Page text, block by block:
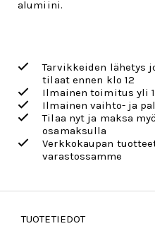
alumiini.
Tarvikkeiden lähetys
tilaat ennen klo 12
Ilmainen toimitus yli
Ilmainen vaihto- ja
Tilaa nyt ja maksa
osamaksulla
Verkkokaupan
varastossamme
TUOTETIEDOT